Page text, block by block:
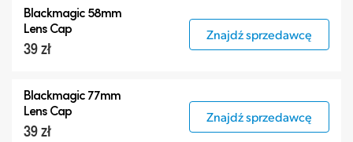
Blackmagic 58mm
Lens Cap
39 zł
Znajdź sprzedawcę
Blackmagic 77mm
Lens Cap
39 zł
Znajdź sprzedawcę